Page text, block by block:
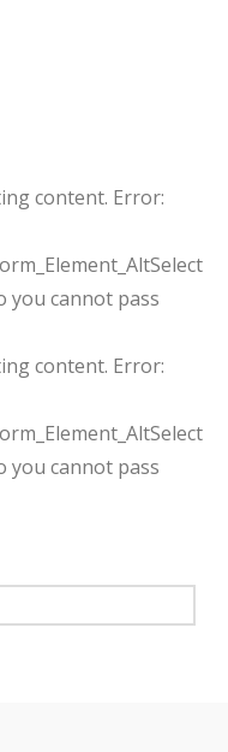
content. Error:
you cannot pass
content. Error:
you cannot pass